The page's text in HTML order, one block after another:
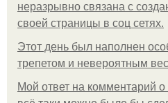
неразрывно связана с
своей страницы в соц сетях.
Этот день был наполнен
трепетом и невероятным
Мой ответ на комментарий